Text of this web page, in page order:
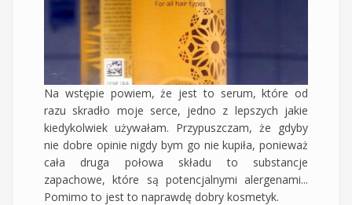
Na wstępie powiem, że jest to serum, które od
razu skradło moje serce, jedno z lepszych jakie
kiedykolwiek używałam. Przypuszczam, że gdyby
nie dobre opinie nigdy bym go nie kupiła, ponieważ
cała druga połowa składu to substancje
zapachowe, które są potencjalnymi alergenami...
Pomimo to jest to naprawdę dobry kosmetyk.